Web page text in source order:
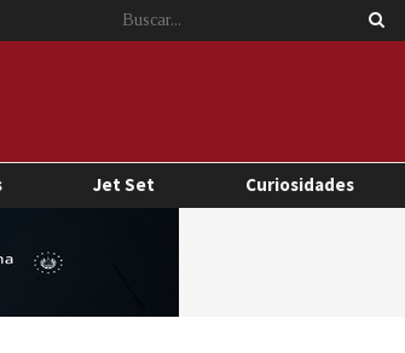
Jet Set Curiosidades